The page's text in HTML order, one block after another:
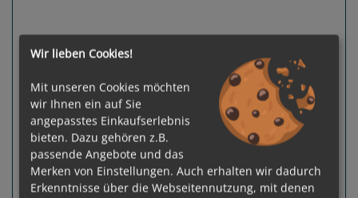
Gewählter Termin:
07.09.2026 -
p. P. ab€ 5.419,-
Wir lieben Cookies!
Mit unseren Cookies möchten
wir Ihnen ein auf Sie
angepasstes Einkaufserlebnis
bieten. Dazu gehören z.B.
passende Angebote und das
Merken von Einstellungen. Auch erhalten wir dadurch
Erkenntnisse über die Webseitennutzung, mit denen